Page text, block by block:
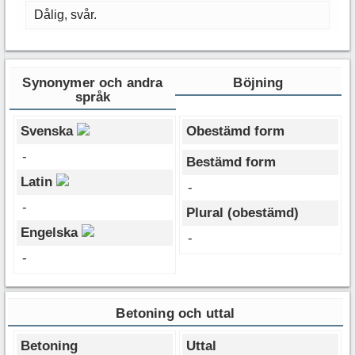
Dålig, svår.
Synonymer och andra
språk
Böjning
Svenska
-
Latin
-
Engelska
-
Obestämd form
Bestämd form
-
Plural (obestämd)
-
Betoning och uttal
Betoning
Uttal